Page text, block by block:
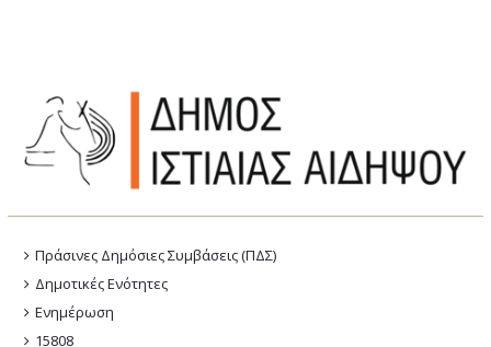
Πράσινες Δημόσιες Συμβάσεις (ΠΔΣ)
Δημοτικές Ενότητες
Ενημέρωση
15808